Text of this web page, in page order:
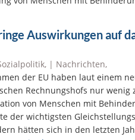
Auswirkungen auf
, | Nachrichten,
der EU haben laut einem
Rechnungshofs nur wenig
von Menschen mit
der wichtigsten
hätten sich in den letzten